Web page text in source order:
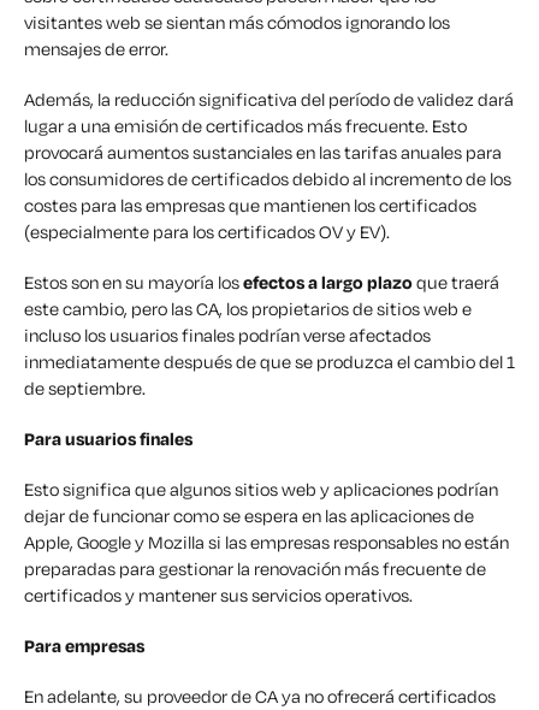
visitantes web se sientan más cómodos ignorando los
mensajes de error.
Además, la reducción significativa del período de validez dará
lugar a una emisión de certificados más frecuente. Esto
provocará aumentos sustanciales en las tarifas anuales para
los consumidores de certificados debido al incremento de los
costes para las empresas que mantienen los certificados
(especialmente para los certificados OV y EV).
Estos son en su mayoría losefectos a largo plazoque traerá
este cambio, pero las CA, los propietarios de sitios web e
incluso los usuarios finales podrían verse afectados
inmediatamente después de que se produzca el cambio del 1
de septiembre.
Para usuarios finales
Esto significa que algunos sitios web y aplicaciones podrían
dejar de funcionar como se espera en las aplicaciones de
Apple, Google y Mozilla si las empresas responsables no están
preparadas para gestionar la renovación más frecuente de
certificados y mantener sus servicios operativos.
Para empresas
En adelante, su proveedor de CA ya no ofrecerá certificados